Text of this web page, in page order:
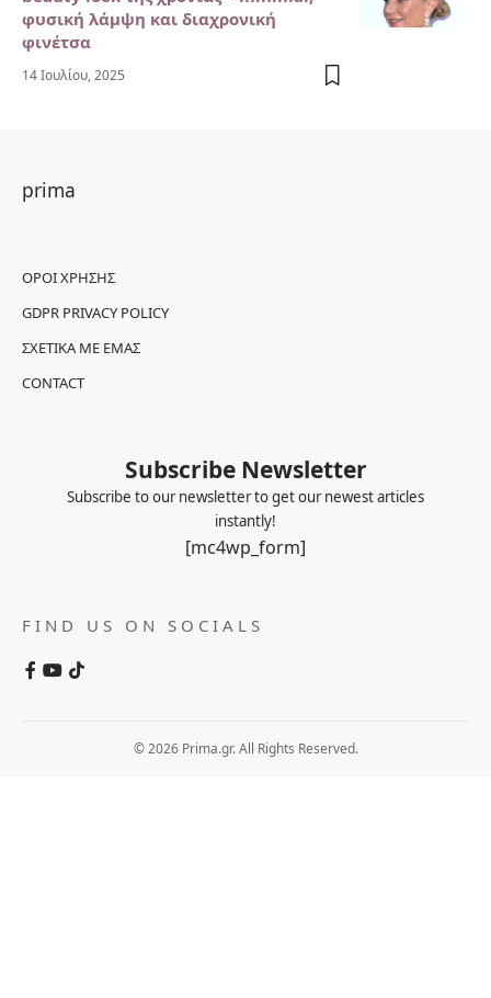
φυσική λάμψη και διαχρονική
φινέτσα
14 Ιουλίου, 2025
prima
ΌΡΟΙ ΧΡΉΣΗΣ
GDPR PRIVACY POLICY
ΣΧΕΤΙΚΆ ΜΕ ΕΜΆΣ
CONTACT
Subscribe Newsletter
Subscribe to our newsletter to get our newest articles
instantly!
[mc4wp_form]
FIND US ON SOCIALS
© 2026 Prima.gr. All Rights Reserved.